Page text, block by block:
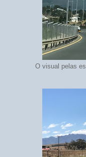
O visual pelas